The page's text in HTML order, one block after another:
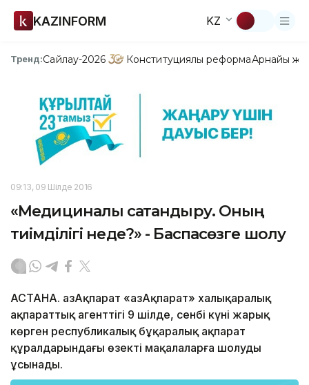
KAZINFORM KZ
Тренд:Сайлау-2026 Конституциялық реформаАрнайы
09:13, 09 Шілде 2016
«Медициналық сақтандыру. Оның
тиімділігі неде?» - Баспасөзге шолу
АСТАНА. ҚазАқпарат «ҚазАқпарат» халықаралық
ақпараттық агенттігі 9 шілде, сенбі күні жарық
көрген республикалық бұқаралық ақпарат
құралдарындағы өзекті мақалаларға шолуды
ұсынады.